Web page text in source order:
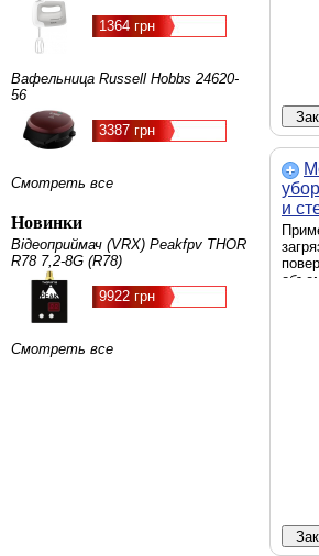
1364 грн
Вафельница Russell Hobbs 24620-
56
3387 грн
Смотреть все
Новинки
Відеоприймач (VRX) Peakfpv THOR
R78 7,2-8G (R78)
9922 грн
Смотреть все
и